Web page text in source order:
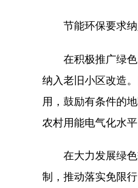
节能环保要求
在积极推广绿色
纳入老旧小区改造
用，鼓励有条件的
农村用能电气化水
在大力发展绿色
制，推动落实免限